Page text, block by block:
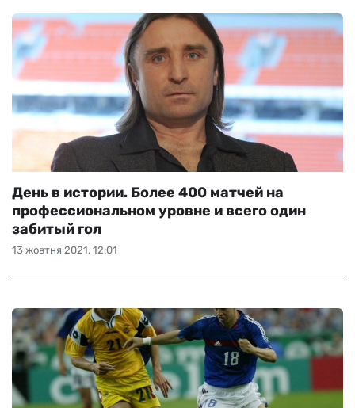
13 жовтня 2021, 12:01
День в истории. Более 400 матчей на
профессиональном уровне и всего один
забитый гол